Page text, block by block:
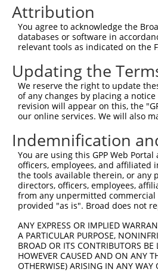
Attribution
You agree to acknowledge the
databases or software in
relevant tools as indicated on the
Updating the
We reserve the right to update
of any changes by placing a
revision will appear on this, the
our online services. We will also
Indemnification
You are using this GPP Web
officers, employees, and affiliated
the tools available therein, or any
directors, officers, employees,
from any unpermitted commercial
provided "as is". Broad does not
ANY EXPRESS OR IMPLIED
A PARTICULAR PURPOSE,
BROAD OR ITS CONTRIBUTORS BE
HOWEVER CAUSED AND ON ANY
OTHERWISE) ARISING IN ANY WAY